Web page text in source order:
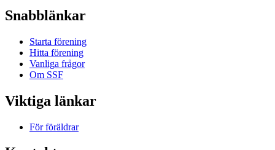
Snabblänkar
Starta förening
Hitta förening
Vanliga frågor
Om SSF
Viktiga länkar
För föräldrar